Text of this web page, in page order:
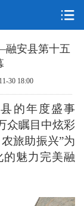
安县第十五
30 18:00
的年度盛事
众瞩目中炫彩
旅助振兴”为
魅力完美融